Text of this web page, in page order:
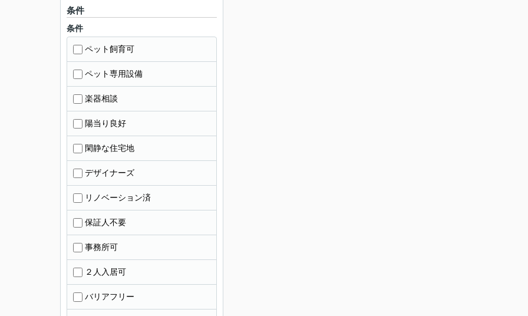
条件
条件
ペット飼育可
ペット専用設備
楽器相談
陽当り良好
閑静な住宅地
デザイナーズ
リノベーション済
保証人不要
事務所可
２人入居可
バリアフリー